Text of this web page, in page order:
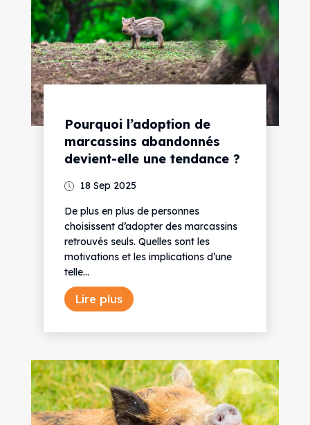
Pourquoi l’adoption de
marcassins abandonnés
devient-elle une tendance ?
18 Sep 2025
De plus en plus de personnes
choisissent d’adopter des marcassins
retrouvés seuls. Quelles sont les
motivations et les implications d’une
telle...
Lire plus